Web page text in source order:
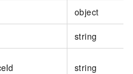
object
string
string